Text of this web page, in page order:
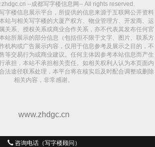
--成都写字楼信息网-- All rights reserved.
字楼信息展示平台，所提供的信息来源于互联网公开资料
站与相关写字楼的大厦产权方、物业管理方、开发商、运
关系、授权关系或商业合作关系，亦不代表其发布任何官
站所展示的部分信息（包括但不限于文字、图片、联系方
机构或广告展示内容，仅用于信息参考及展示之目的，不
等交易行为或商业建议。任何主体因参考本站信息而产生
承担，本站不承担相关责任。如相关权利人认为本页面内
法途径联系处理，本平台将在核实后及时配合调整或删除
相关内容，非常感谢。
www.zhdgc.cn
咨询电话（写字楼顾问）